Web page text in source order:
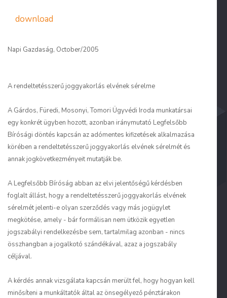
download
Napi Gazdaság, October/2005
A rendeltetésszerű joggyakorlás elvének sérelme
A Gárdos, Füredi, Mosonyi, Tomori Ügyvédi Iroda munkatársai
egy konkrét ügyben hozott, azonban iránymutató Legfelsőbb
Bírósági döntés kapcsán az adómentes kifizetések alkalmazása
körében a rendeltetésszerű joggyakorlás elvének sérelmét és
annak jogkövetkezményeit mutatják be.
A Legfelsőbb Bíróság abban az elvi jelentőségű kérdésben
foglalt állást, hogy a rendeltetésszerű joggyakorlás elvének
sérelmét jelenti-e olyan szerződés vagy más jogügylet
megkötése, amely - bár formálisan nem ütközik egyetlen
jogszabályi rendelkezésbe sem, tartalmilag azonban - nincs
összhangban a jogalkotó szándékával, azaz a jogszabály
céljával.
A kérdés annak vizsgálata kapcsán merült fel, hogy hogyan kell
minősíteni a munkáltatók által az önsegélyező pénztárakon